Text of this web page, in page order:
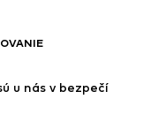
u nás v bezpečí